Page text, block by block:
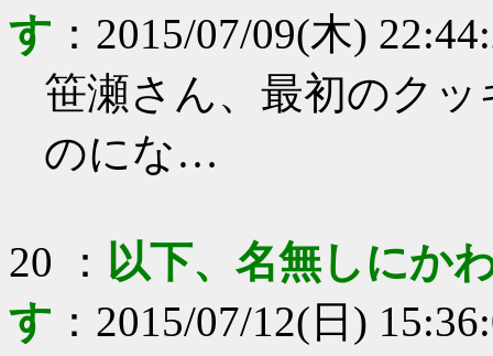
す ： 2015/07/09(木)
笹瀬さん、最初のク
のにな…
20 ： 以下、名無しにか
す ： 2015/07/12(日)